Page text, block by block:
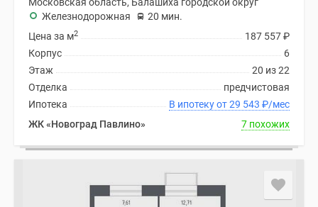
Железнодорожная
20 мин.
187 557₽
Цена за м2
6
Корпус
20 из 22
Этаж
предчистовая
Отделка
В ипотеку от 29 543 ₽/мес
Ипотека
ЖК «Новоград Павлино»
7 похожих